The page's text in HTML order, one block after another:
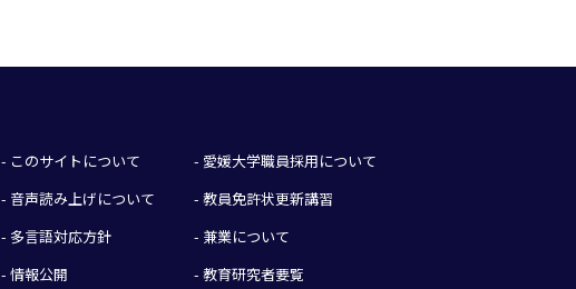
- このサイトについて
- 音声読み上げについて
- 多言語対応方針
- 情報公開
- 愛媛大学職員採用について
- 教員免許状更新講習
- 兼業について
- 教育研究者要覧